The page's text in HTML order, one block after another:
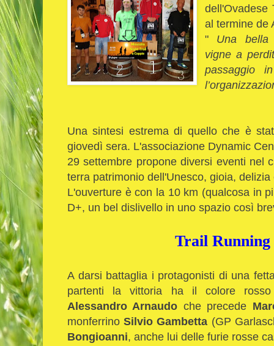
al termine de
" Una bella
vigne a
passaggio
Una sintesi estrema di quello che è
giovedì sera. L'associazione Dynamic
29 settembre propone diversi eventi nel
terra patrimonio dell'Unesco, gioia,
L'ouverture è con la 10 km (qualcosa in
D+, un bel dislivello in uno spazio così
Trail Running
A darsi battaglia i protagonisti di una
partenti la vittoria ha il colore rosso
Alessandro Arnaudo che precede
monferrino Silvio Gambetta (GP
Bongioanni, anche lui delle furie rosse